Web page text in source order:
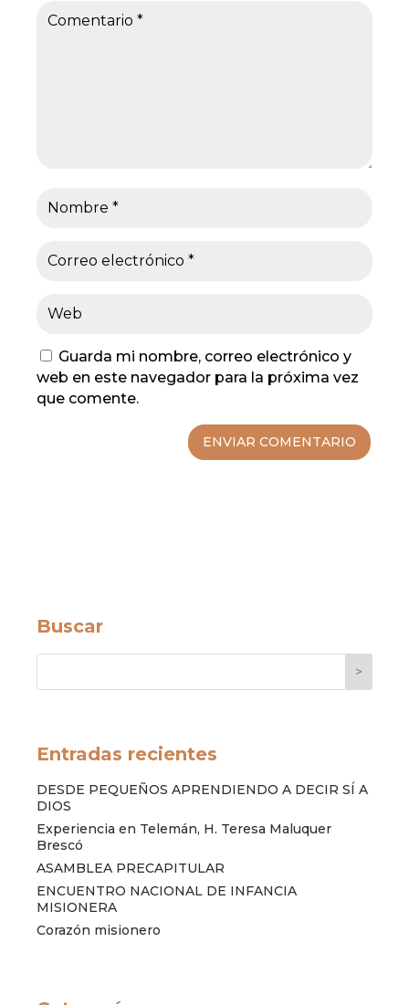
Guarda mi nombre, correo electrónico y
web en este navegador para la próxima vez
que comente.
ENVIAR COMENTARIO
Buscar
>
Entradas recientes
DESDE PEQUEÑOS APRENDIENDO A DECIR SÍ A
DIOS
Experiencia en Telemán, H. Teresa Maluquer
Brescó
ASAMBLEA PRECAPITULAR
ENCUENTRO NACIONAL DE INFANCIA
MISIONERA
Corazón misionero